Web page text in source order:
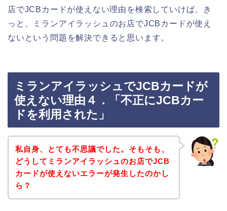
店でJCBカードが使えない理由を検索していけば、き
っと、ミランアイラッシュのお店でJCBカードが使え
ないという問題を解決できると思います。
ミランアイラッシュでJCBカードが
使えない理由４．「不正にJCBカー
ドを利用された」
私自身、とても不思議でした。そもそも、
どうしてミランアイラッシュのお店でJCB
カードが使えないエラーが発生したのかし
ら？